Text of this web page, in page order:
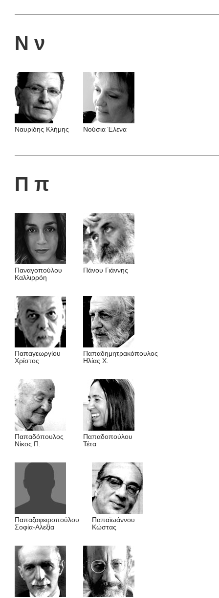
Ν ν
Ναυρίδης Kλήμης Νούσια Έλενα
Π π
Παναγοπούλου
Καλλιρρόη
Πάνου Γιάννης
Παπαγεωργίου
Χρίστος
Παπαδημητρακόπουλος
Ηλίας Χ.
Παπαδόπουλος
Νίκος Π.
Παπαδοπούλου
Τέτα
Παπαζαφειροπούλου
Σοφία-Αλεξία
Παπαϊωάννου
Kώστας